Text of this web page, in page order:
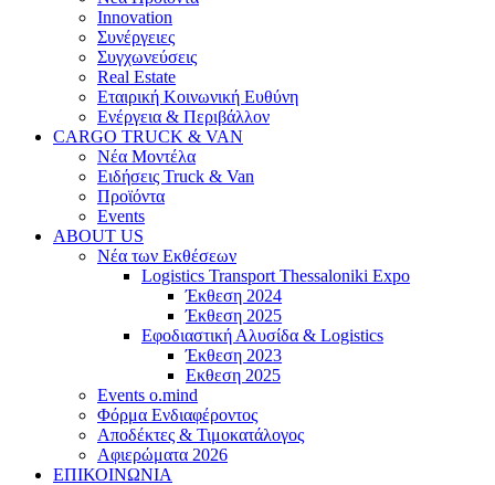
Innovation
Συνέργειες
Συγχωνεύσεις
Real Estate
Εταιρική Κοινωνική Ευθύνη
Ενέργεια & Περιβάλλον
CARGO TRUCK & VAN
Νέα Μοντέλα
Ειδήσεις Truck & Van
Προϊόντα
Events
ABOUT US
Νέα των Εκθέσεων
Logistics Transport Thessaloniki Expo
Έκθεση 2024
Έκθεση 2025
Εφοδιαστική Αλυσίδα & Logistics
Έκθεση 2023
Εκθεση 2025
Events o.mind
Φόρμα Ενδιαφέροντος
Αποδέκτες & Τιμοκατάλογος
Αφιερώματα 2026
ΕΠΙΚΟΙΝΩΝΙΑ